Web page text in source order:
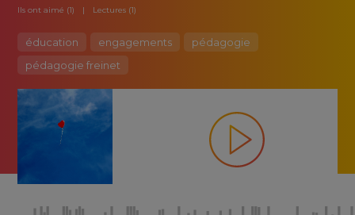
Ils ont aimé (1) Lectures (1)
éducation engagements
pédagogie
pédagogie freinet